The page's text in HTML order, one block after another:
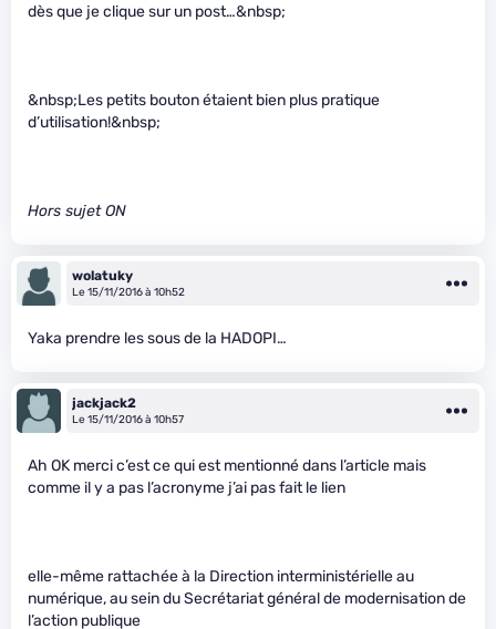
dès que je clique sur un post…&nbsp;
&nbsp;Les petits bouton étaient bien plus pratique
d’utilisation!&nbsp;
Hors sujet ON
wolatuky
Le 15/11/2016 à 10h52
Yaka prendre les sous de la HADOPI…
jackjack2
Le 15/11/2016 à 10h57
Ah OK merci c’est ce qui est mentionné dans l’article mais
comme il y a pas l’acronyme j’ai pas fait le lien
elle-même rattachée à la Direction interministérielle au
numérique, au sein du Secrétariat général de modernisation de
l’action publique